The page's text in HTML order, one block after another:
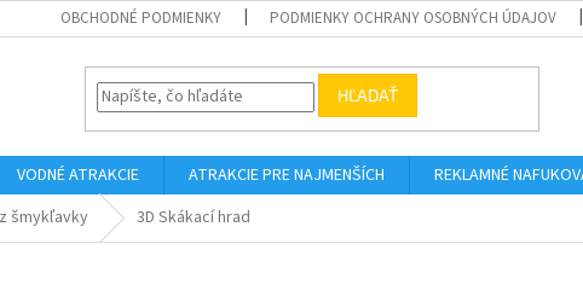
OBCHODNÉ PODMIENKY PODMIENKY OCHRANY OSOBNÝCH ÚDAJOV
HĽADAŤ
VODNÉ ATRAKCIE ATRAKCIE PRE NAJMENŠÍCH REKLAMNÉ
šmykľavky 3D Skákací hrad